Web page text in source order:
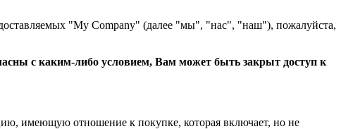
"My Company" (далее "мы", "нас", "наш"), пожалуйста,
с каким-либо условием, Вам может быть закрыт доступ к
имеющую отношение к покупке, которая включает, но не